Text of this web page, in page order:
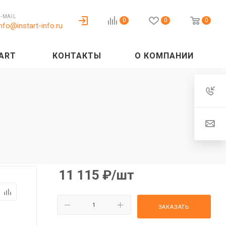
MAIL
info.ru
0 0 0
КОНТАКТЫ О КОМПАНИИ
11 115 ₽/шт
ЗАКАЗАТЬ